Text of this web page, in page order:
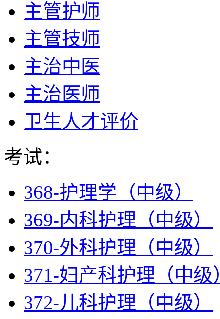
主管护师
主管技师
主治中医
主治医师
卫生人才评价
考试：
368-护理学（中级）
369-内科护理（中级）
370-外科护理（中级）
371-妇产科护理（中级
372-儿科护理（中级）